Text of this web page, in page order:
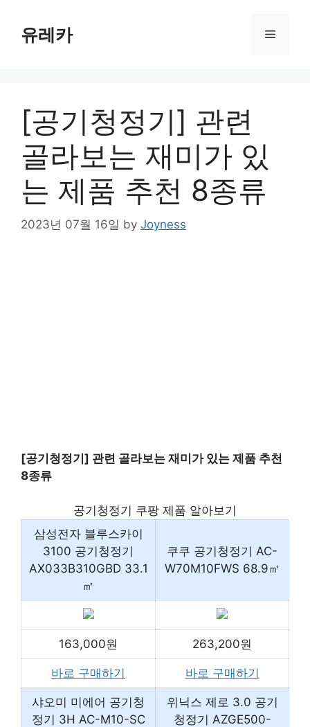
content유레카 Menu
[공기청정기] 관련
골라보는 재미가 있
는 제품 추천 8종류
2023년 07월 16일 by Joyness
[공기청정기] 관련 골라보는 재미가 있는 제품 추천
8종류
공기청정기 쿠팡 제품 알아보기
삼성전자 블루스카이
3100 공기청정기
AX033B310GBD 33.1
㎡
쿠쿠 공기청정기 AC-
W70M10FWS 68.9㎡
163,000원 263,200원
바로 구매하기 바로 구매하기
샤오미 미에어 공기청
정기 3H AC-M10-SC
위닉스 제로 3.0 공기
청정기 AZGE500-